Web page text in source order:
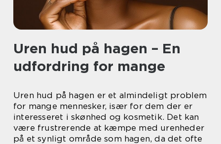
Uren hud på hagen – En
udfordring for mange
Uren hud på hagen er et almindeligt problem
for mange mennesker, især for dem der er
interesseret i skønhed og kosmetik. Det kan
være frustrerende at kæmpe med urenheder
på et synligt område som hagen, da det ofte